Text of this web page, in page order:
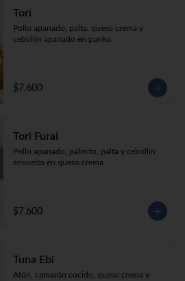
Tori
Pollo apanado, palta, queso crema y
cebollín apanado en panko.
$7.600
Tori Furai
Pollo apanado, palmito, palta y cebollín
envuelto en queso crema
$7.600
Tuna Ebi
Atún, camarón cocido, queso crema y